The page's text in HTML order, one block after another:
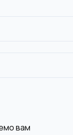
вам